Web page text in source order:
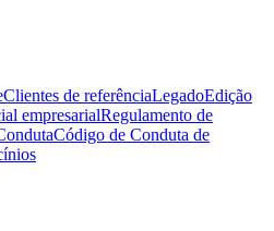
Clientes de referênciaLegadoEdição
empresarialRegulamento de
Código de Conduta de